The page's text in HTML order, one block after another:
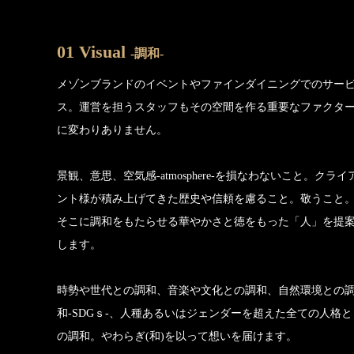
01 Visual -調和-
メゾンブランドのイベントやファインダイニングでのサー
ス。運営を担うスタッフもその空間を作る重要なファクター
に変わりありません。
景観、意思、空気感-atmosphere-を損なわないこと。クライ
ント様が積み上げてきた歴史や信頼を慮ること。敬うこと。
そこに調和をもたらせる華やかさと徳をもった「人」を提案
します。
時勢や世代との調和、音楽や文化との調和、自然環境との調
和-SDGｓ-、人種あるいはジェンダーを超えた全ての人格と
の調和。やわらぎ(和)を以って想いを届けます。